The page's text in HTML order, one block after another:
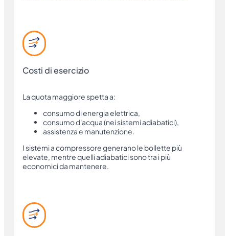
Costi di esercizio
La quota maggiore spetta a:
consumo di energia elettrica,
consumo d'acqua (nei sistemi adiabatici),
assistenza e manutenzione.
I sistemi a compressore generano le bollette più
elevate, mentre quelli adiabatici sono tra i più
economici da mantenere.